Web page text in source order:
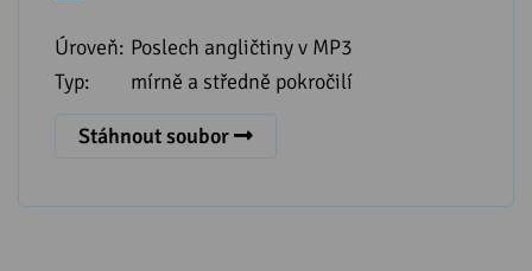
Úroveň: Poslech angličtiny v MP3
Typ:
mírně a středně pokročilí
Stáhnout soubor